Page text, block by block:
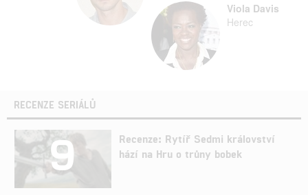
Viola Davis
Herec
RECENZE SERIÁLŮ
9
Recenze: Rytíř Sedmi království
hází na Hru o trůny bobek